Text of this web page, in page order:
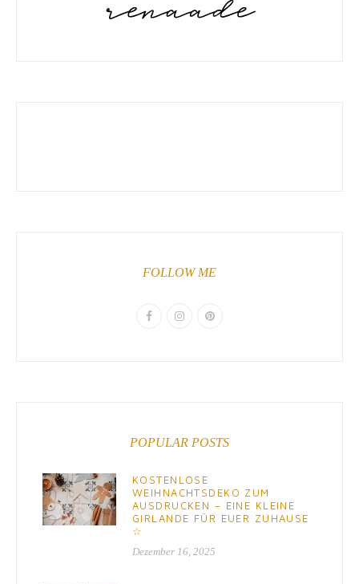
FOLLOW ME
POPULAR POSTS
KOSTENLOSE
WEIHNACHTSDEKO ZUM
AUSDRUCKEN – EINE KLEINE
GIRLANDE FÜR EUER ZUHAUSE
☆
Dezember 16, 2025